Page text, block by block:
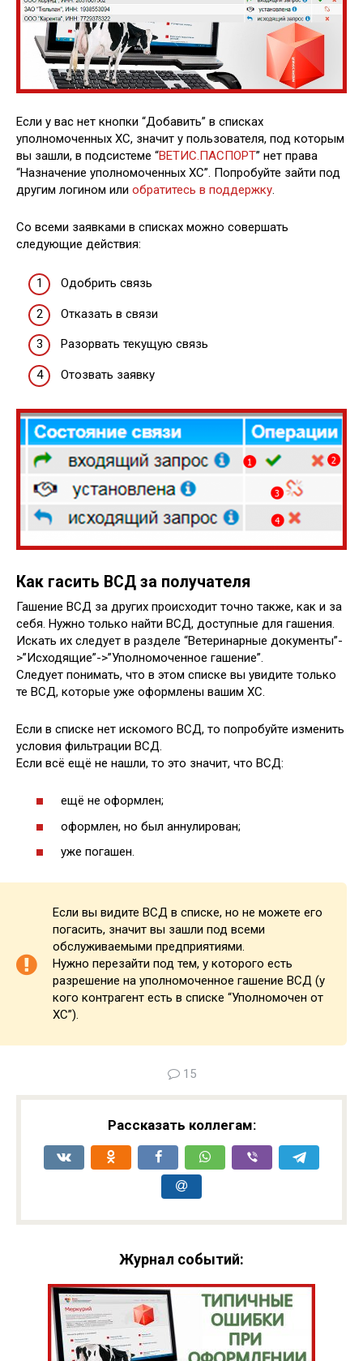
Если у вас нет кнопки “Добавить” в списках
уполномоченных ХС, значит у пользователя, под которым
вы зашли, в подсистеме “ВЕТИС.ПАСПОРТ” нет права
“Назначение уполномоченных ХС”. Попробуйте зайти под
другим логином или обратитесь в поддержку.
Со всеми заявками в списках можно совершать
следующие действия:
Одобрить связь
Отказать в связи
Разорвать текущую связь
Отозвать заявку
Как гасить ВСД за получателя
Гашение ВСД за других происходит точно также, как и за
себя. Нужно только найти ВСД, доступные для гашения.
Искать их следует в разделе “Ветеринарные документы”-
>”Исходящие”->”Уполномоченное гашение”.
Следует понимать, что в этом списке вы увидите только
те ВСД, которые уже оформлены вашим ХС.
Если в списке нет искомого ВСД, то попробуйте изменить
условия фильтрации ВСД.
Если всё ещё не нашли, то это значит, что ВСД:
ещё не оформлен;
оформлен, но был аннулирован;
уже погашен.
Если вы видите ВСД в списке, но не можете его
погасить, значит вы зашли под всеми
обслуживаемыми предприятиями.
Нужно перезайти под тем, у которого есть
разрешение на уполномоченное гашение ВСД (у
кого контрагент есть в списке “Уполномочен от
ХС”).
15
Рассказать коллегам:
Журнал событий: